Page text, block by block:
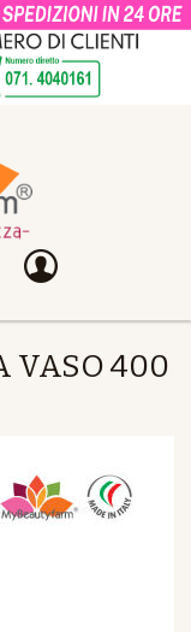
VASO 400